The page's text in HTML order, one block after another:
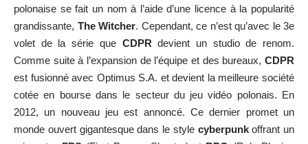
polonaise se fait un nom à l’aide d’une licence à la popularité
grandissante, The Witcher. Cependant, ce n’est qu’avec le 3e
volet de la série que CDPR devient un studio de renom.
Comme suite à l’expansion de l’équipe et des bureaux, CDPR
est fusionné avec Optimus S.A. et devient la meilleure société
cotée en bourse dans le secteur du jeu vidéo polonais. En
2012, un nouveau jeu est annoncé. Ce dernier promet un
monde ouvert gigantesque dans le style cyberpunkoffrant un